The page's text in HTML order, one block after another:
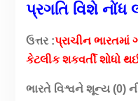
પ્રગતિ વિશે નોંધ
ઉત્તર :પ્રાચીન ભારતમાં
કેટલીક શકવર્તી શોધો
ભારતે વિશ્વને શૂન્ય (0)